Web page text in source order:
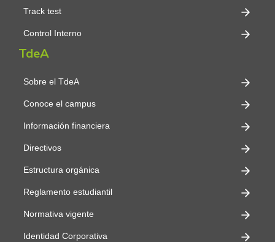
Track test
Control Interno
TdeA
Sobre el TdeA
Conoce el campus
Información financiera
Directivos
Estructura orgánica
Reglamento estudiantil
Normativa vigente
Identidad Corporativa